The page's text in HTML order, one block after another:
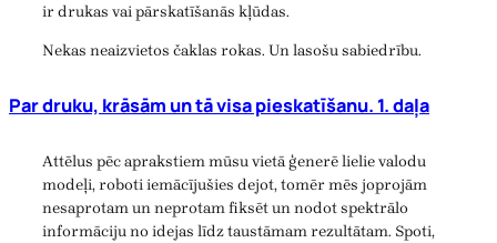
ir drukas vai pārskatīšanās kļūdas.
Nekas neaizvietos čaklas rokas. Un lasošu sabiedrību.
Par druku, krāsām un tā visa pieskatīšanu. 1. daļa
Attēlus pēc aprakstiem mūsu vietā ģenerē lielie valodu
modeļi, roboti iemācījušies dejot, tomēr mēs joprojām
nesaprotam un neprotam fiksēt un nodot spektrālo
informāciju no idejas līdz taustāmam rezultātam. Spoti,